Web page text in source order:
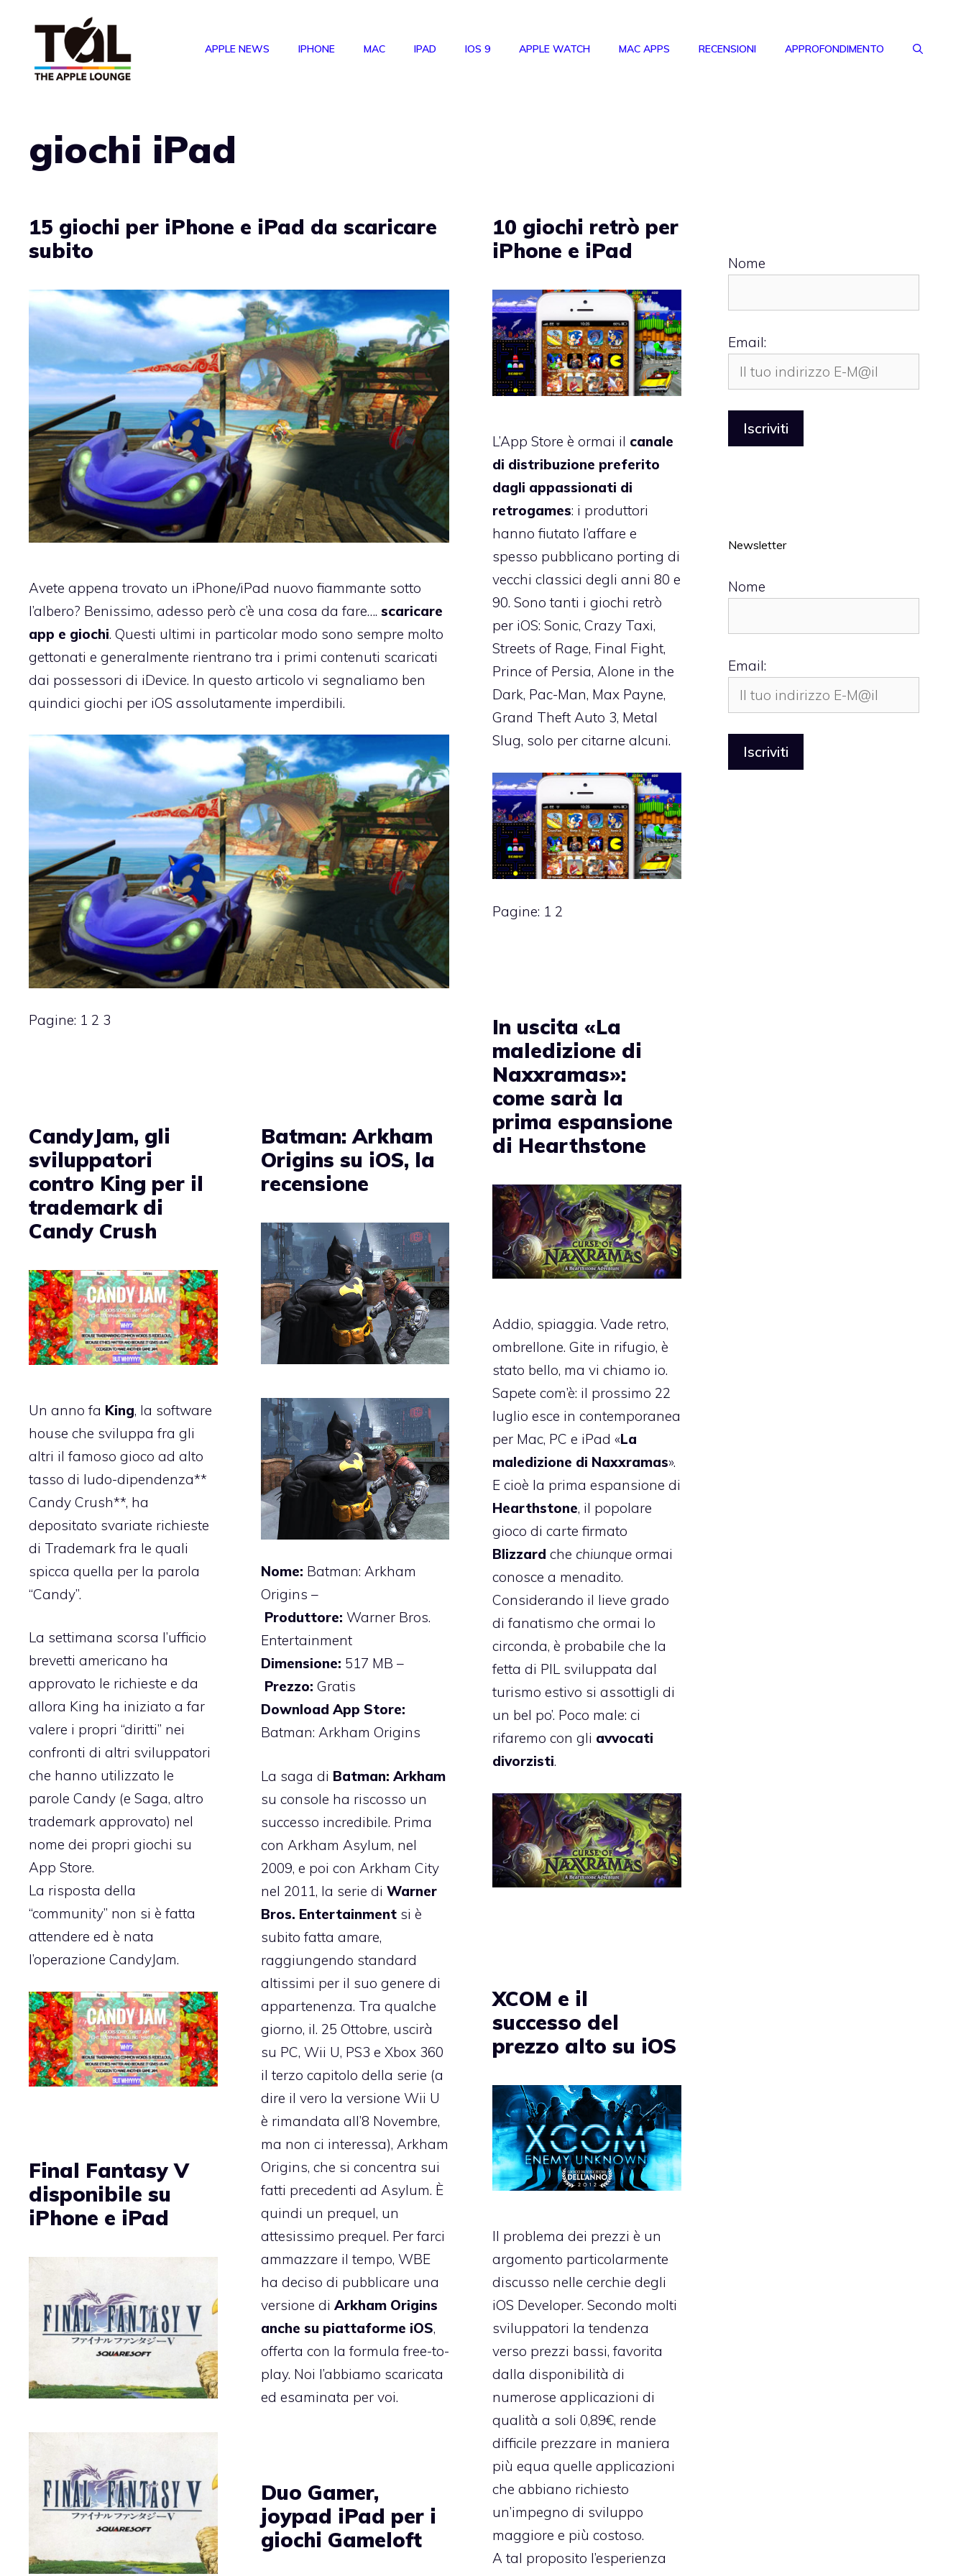
APPLE NEWS IPHONE MAC IPAD IOS 9 APPLE WATCH MAC APPS RECENSIONI APPROFONDIMENTO
giochi iPad
15 giochi per iPhone e iPad da scaricare
subito
Avete appena trovato un iPhone/iPad nuovo fiammante sotto
l’albero? Benissimo, adesso però c’è una cosa da fare…. scaricare
app e giochi. Questi ultimi in particolar modo sono sempre molto
gettonati e generalmente rientrano tra i primi contenuti scaricati
dai possessori di iDevice. In questo articolo vi segnaliamo ben
quindici giochi per iOS assolutamente imperdibili.
Pagine: 1 2 3
10 giochi retrò per
iPhone e iPad
L’App Store è ormai il canale
di distribuzione preferito
dagli appassionati di
retrogames: i produttori
hanno fiutato l’affare e
spesso pubblicano porting di
vecchi classici degli anni 80 e
90. Sono tanti i giochi retrò
per iOS: Sonic, Crazy Taxi,
Streets of Rage, Final Fight,
Prince of Persia, Alone in the
Dark, Pac-Man, Max Payne,
Grand Theft Auto 3, Metal
Slug, solo per citarne alcuni.
Pagine: 1 2
In uscita «La
maledizione di
Naxxramas»:
come sarà la
prima espansione
di Hearthstone
Addio, spiaggia. Vade retro,
ombrellone. Gite in rifugio, è
stato bello, ma vi chiamo io.
Sapete com’è: il prossimo 22
luglio esce in contemporanea
per Mac, PC e iPad «La
maledizione di Naxxramas».
E cioè la prima espansione di
Hearthstone, il popolare
gioco di carte firmato
Blizzard che chiunque ormai
conosce a menadito.
Considerando il lieve grado
di fanatismo che ormai lo
circonda, è probabile che la
fetta di PIL sviluppata dal
turismo estivo si assottigli di
un bel po’. Poco male: ci
rifaremo con gli avvocati
divorzisti.
CandyJam, gli
sviluppatori
contro King per il
trademark di
Candy Crush
Un anno fa King, la software
house che sviluppa fra gli
altri il famoso gioco ad alto
tasso di ludo-dipendenza**
Candy Crush**, ha
depositato svariate richieste
di Trademark fra le quali
spicca quella per la parola
“Candy”.
La settimana scorsa l’ufficio
brevetti americano ha
approvato le richieste e da
allora King ha iniziato a far
valere i propri “diritti” nei
confronti di altri sviluppatori
che hanno utilizzato le
parole Candy (e Saga, altro
trademark approvato) nel
nome dei propri giochi su
App Store.
La risposta della
“community” non si è fatta
attendere ed è nata
l’operazione CandyJam.
Batman: Arkham
Origins su iOS, la
recensione
Nome: Batman: Arkham
Origins –
Produttore: Warner Bros.
Entertainment
Dimensione: 517 MB –
Prezzo: Gratis
Download App Store:
Batman: Arkham Origins
La saga di Batman: Arkham
su console ha riscosso un
successo incredibile. Prima
con Arkham Asylum, nel
2009, e poi con Arkham City
nel 2011, la serie di Warner
Bros. Entertainmentsi è
subito fatta amare,
raggiungendo standard
altissimi per il suo genere di
appartenenza. Tra qualche
giorno, il. 25 Ottobre, uscirà
su PC, Wii U, PS3 e Xbox 360
il terzo capitolo della serie (a
dire il vero la versione Wii U
è rimandata all’8 Novembre,
ma non ci interessa), Arkham
Origins, che si concentra sui
fatti precedenti ad Asylum. È
quindi un prequel, un
attesissimo prequel. Per farci
ammazzare il tempo, WBE
ha deciso di pubblicare una
versione di Arkham Origins
anche su piattaforme iOS,
offerta con la formula free-to-
play. Noi l’abbiamo scaricata
ed esaminata per voi.
XCOM e il
successo del
prezzo alto su iOS
Il problema dei prezzi è un
argomento particolarmente
discusso nelle cerchie degli
iOS Developer. Secondo molti
sviluppatori la tendenza
verso prezzi bassi, favorita
dalla disponibilità di
numerose applicazioni di
qualità a soli 0,89€, rende
difficile prezzare in maniera
più equa quelle applicazioni
che abbiano richiesto
un’impegno di sviluppo
maggiore e più costoso.
A tal proposito l’esperienza
Final Fantasy V
disponibile su
iPhone e iPad
Duo Gamer,
joypad iPad per i
giochi Gameloft
Nome
Email:
Newsletter
Nome
Email: